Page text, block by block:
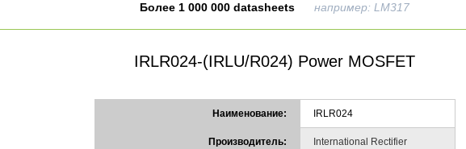
Более 1 000 000 datasheets например: LM317
IRLR024-(IRLU/R024) Power MOSFET
Наименование: IRLR024
Производитель: International Rectifier